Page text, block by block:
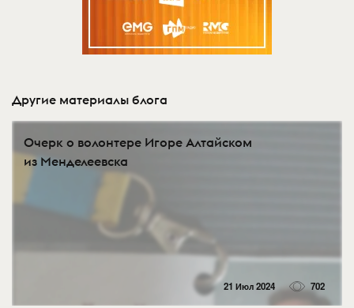
Другие материалы блога
Очерк о волонтере Игоре Алтайском
из Менделеевска
21 Июл 2024 702